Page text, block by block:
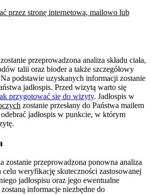
przez stronę internetową, mailowo lub
przeprowadzona analiza składu ciała,
talii oraz bioder a także szczegółowy
podstawie uzyskanych informacji zostanie
jadłospis. Przed wizytą warto się
przygotować się do wizyty. Jadłospis w
zostanie przesłany do Państwa mailem
jadłospis w punkcie, w którym
zostanie przeprowadzona ponowna analiza
celu weryfikację skuteczności zastosowanej
jadłospisu oraz jego ewentualne
informacje niezbędne do